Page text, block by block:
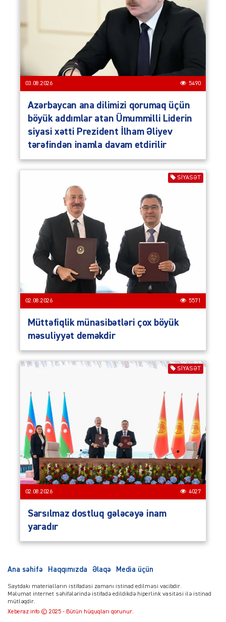
03.08.2026 5490
Azərbaycan ana dilimizi qorumaq üçün
böyük addımlar atan Ümummilli Liderin
siyasi xətti Prezident İlham Əliyev
tərəfindən inamla davam etdirilir
SIYASƏT
02.08.2026 5571
Müttəfiqlik münasibətləri çox böyük
məsuliyyət deməkdir
SIYASƏT
02.08.2026 4027
Sarsılmaz dostluq gələcəyə inam
yaradır
Ana səhifə Haqqımızda Əlaqə Media üçün
Saytdakı materialların istifadəsi zamanı istinad edilməsi vacibdir.
Məlumat internet səhifələrində istifadə edildikdə hiperlink vasitəsi ilə istinad
mütləqdir.
Xeberaz.info © 2025 - Bütün hüquqları qorunur.